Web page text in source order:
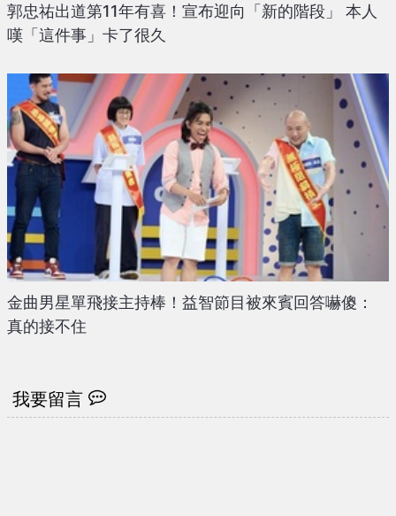
郭忠祐出道第11年有喜！宣布迎向「新的階段」 本人
嘆「這件事」卡了很久
金曲男星單飛接主持棒！益智節目被來賓回答嚇傻：
真的接不住
我要留言